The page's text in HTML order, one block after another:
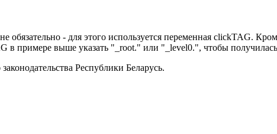
обязательно - для этого используется переменная clickTAG.
в примере выше указать "_root." или "_level0.", чтобы
Республики Беларусь.